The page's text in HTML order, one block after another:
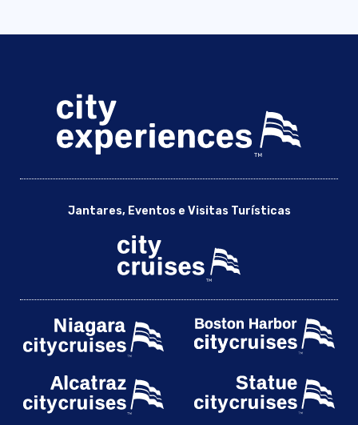
Jantares, Eventos e Visitas Turísticas